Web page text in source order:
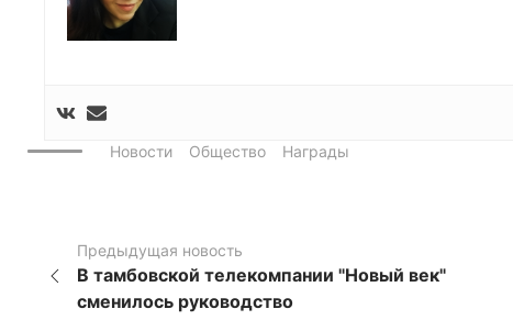
Новости Общество Награды
Предыдущая новость
В тамбовской телекомпании "Новый век"
сменилось руководство